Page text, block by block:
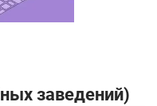
заведений)